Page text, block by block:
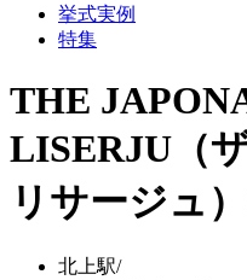
挙式実例
特集
THE
LISERJU（
リサージュ）
北上駅/